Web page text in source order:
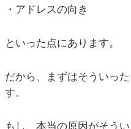
・アドレスの向き
といった点にあります。
だから、まずはそういっ
す。
もし、本当の原因がそう